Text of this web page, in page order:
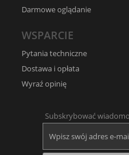
Darmowe oglądanie
WSPARCIE
Pytania techniczne
Dostawa i opłata
Wyraź opinię
Subskrybować